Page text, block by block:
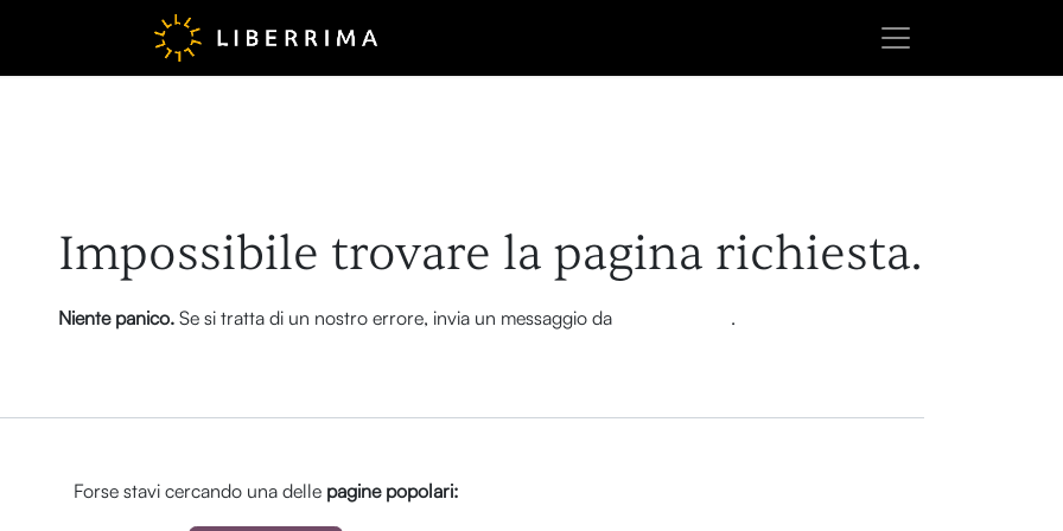
Errore 404
Impossibile trovare la pagina richiesta.
Niente panico. Se si tratta di un nostro errore, invia un messaggio da .
Forse stavi cercando una delle pagine popolari: